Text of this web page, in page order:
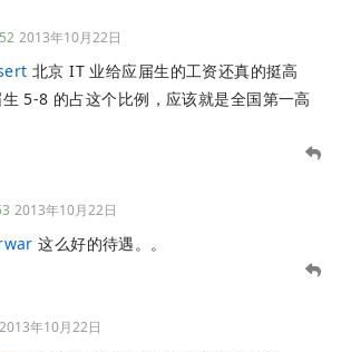
2013年10月22日
北京 IT 业给应届生的工资还真的挺高
5-8 的占这个比例，应该就是全国第一高
2013年10月22日
这么好的待遇。。
2013年10月22日